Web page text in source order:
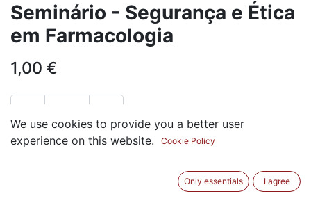
Seminário - Segurança e Ética
em Farmacologia
1,00 €
ADICIONAR AO CARRINHO
We use cookies to provide you a better user
experience on this website.
Cookie Policy
Only essentials I agree